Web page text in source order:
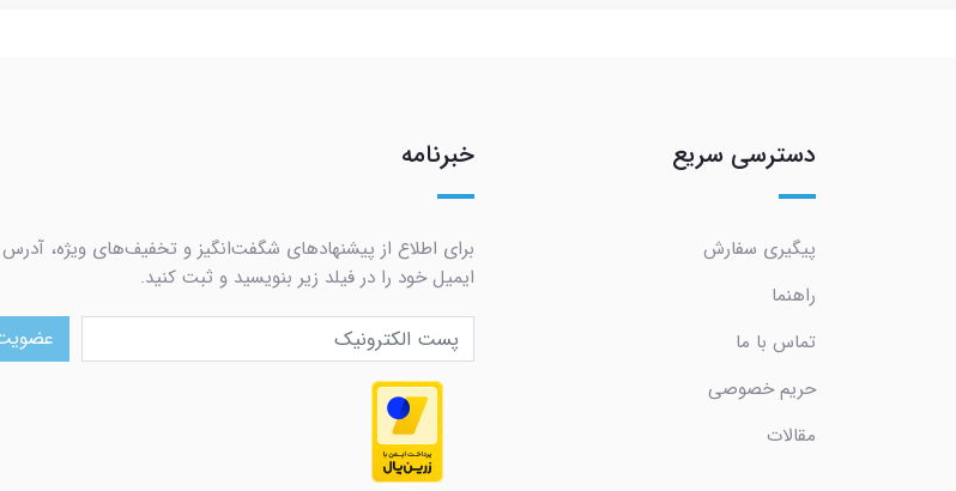
دسترسی سریع
پیگیری سفارش
راهنما
تماس با ما
حریم خصوصی
مقالات
خبرنامه
برای اطلاع از پیشنهادهای شگفت‌انگیز و تخفیف‌های ویژه، آدرس
ایمیل خود را در فیلد زیر بنویسید و ثبت کنید.